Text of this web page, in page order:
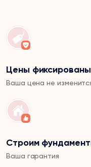
Цены
Ваша цена не
Строим
Ваша гарантия